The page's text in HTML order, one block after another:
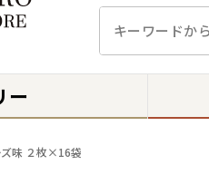
ー
味 ２枚×16袋